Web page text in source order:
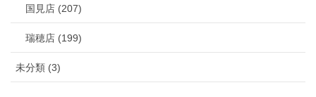
国見店 (207)
瑞穂店 (199)
未分類 (3)